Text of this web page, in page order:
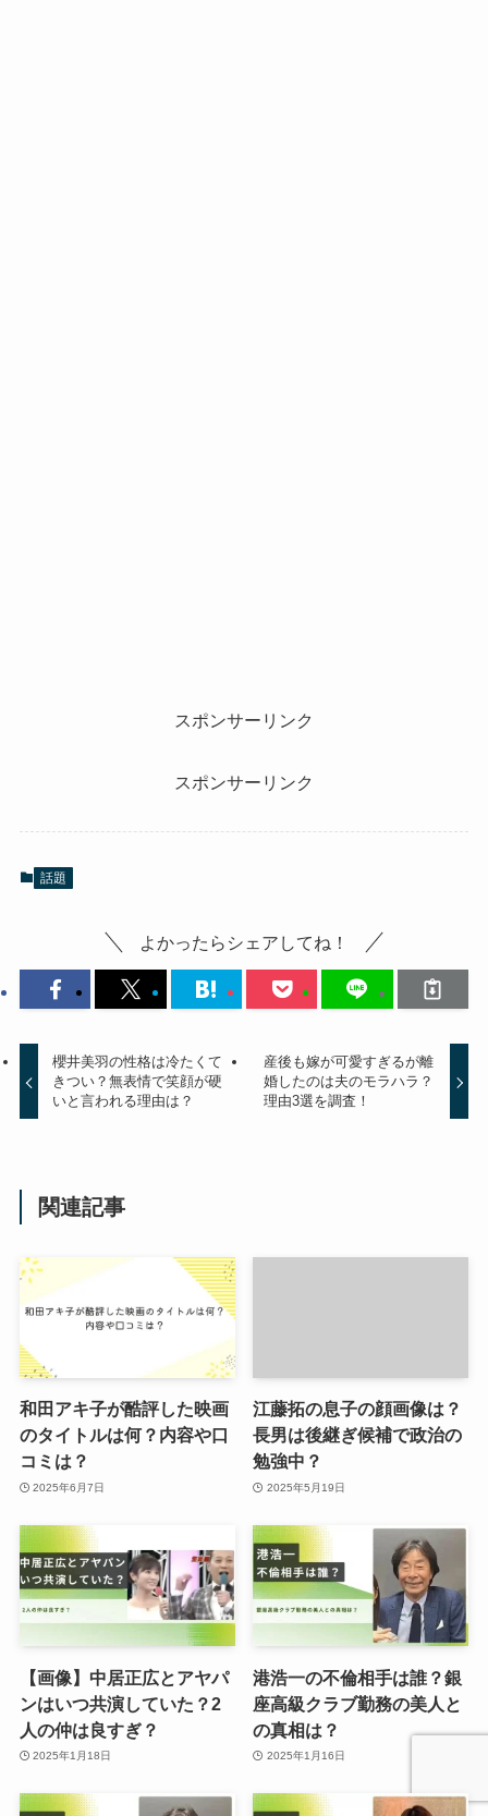
スポンサーリンク
スポンサーリンク
話題
よかったらシェアしてね！
櫻井美羽の性格は冷たくて
きつい？無表情で笑顔が硬
いと言われる理由は？
産後も嫁が可愛すぎるが離
婚したのは夫のモラハラ？
理由3選を調査！
関連記事
和田アキ子が酷評した映画
のタイトルは何？内容や口
コミは？
2025年6月7日
江藤拓の息子の顔画像は？
長男は後継ぎ候補で政治の
勉強中？
2025年5月19日
【画像】中居正広とアヤパ
ンはいつ共演していた？2
人の仲は良すぎ？
2025年1月18日
港浩一の不倫相手は誰？銀
座高級クラブ勤務の美人と
の真相は？
2025年1月16日